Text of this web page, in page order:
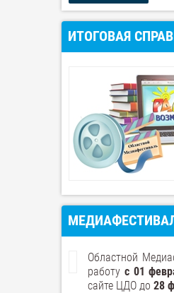
ИТОГОВАЯ
Областной
работу с 01
сайте ЦДО до 28